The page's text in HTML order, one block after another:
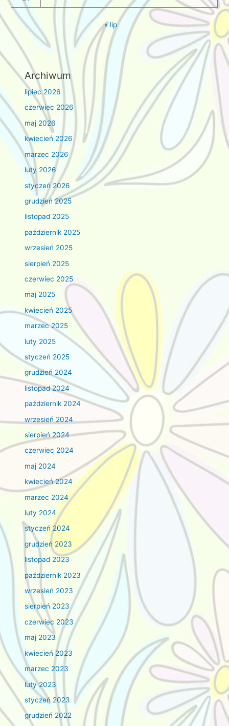
« lip
Archiwum
lipiec 2026
czerwiec 2026
maj 2026
kwiecień 2026
marzec 2026
luty 2026
styczeń 2026
grudzień 2025
listopad 2025
październik 2025
wrzesień 2025
sierpień 2025
czerwiec 2025
maj 2025
kwiecień 2025
marzec 2025
luty 2025
styczeń 2025
grudzień 2024
listopad 2024
październik 2024
wrzesień 2024
sierpień 2024
czerwiec 2024
maj 2024
kwiecień 2024
marzec 2024
luty 2024
styczeń 2024
grudzień 2023
listopad 2023
październik 2023
wrzesień 2023
sierpień 2023
czerwiec 2023
maj 2023
kwiecień 2023
marzec 2023
luty 2023
styczeń 2023
grudzień 2022